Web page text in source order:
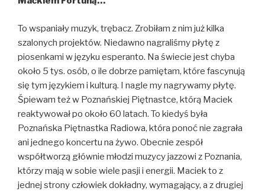
To wspaniały muzyk, trębacz. Zrobiłam z nim już kilka
szalonych projektów. Niedawno nagraliśmy płytę z
piosenkami w języku esperanto. Na świecie jest chyba
około 5 tys. osób, o ile dobrze pamiętam, które fascynują
się tym językiem i kulturą. I nagle my nagrywamy płytę.
Śpiewam też w Poznańskiej Piętnastce, którą Maciek
reaktywował po około 60 latach. To kiedyś była
Poznańska Piętnastka Radiowa, która ponoć nie zagrała
ani jednego koncertu na żywo. Obecnie zespół
współtworzą głównie młodzi muzycy jazzowi z Poznania,
którzy mają w sobie wiele pasji i energii. Maciek to z
jednej strony człowiek dokładny, wymagający, a z drugiej